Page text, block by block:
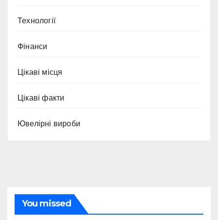
Технології
Фінанси
Цікаві місця
Цікаві факти
Ювелірні вироби
You missed